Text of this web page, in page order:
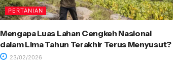
PERTANIAN
Mengapa Luas Lahan Cengkeh Nasional
dalam Lima Tahun Terakhir Terus Menyusut?
23/02/2026